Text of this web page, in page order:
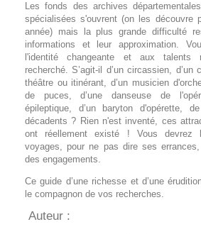
Les fonds des archives
spécialisées s'ouvrent (on les découvre
année) mais la plus grande difficulté
informations et leur approximation.
l'identité changeante et aux talents
recherché. S’agit-il d’un circassien,
théâtre ou itinérant, d’un musicien
de puces, d’une danseuse de
épileptique, d’un baryton d'opérette,
décadents ? Rien n'est inventé, ces
ont réellement existé ! Vous devrez
voyages, pour ne pas dire ses
des engagements.
Ce guide d’une richesse et d’une
le compagnon de vos recherches.
Auteur :